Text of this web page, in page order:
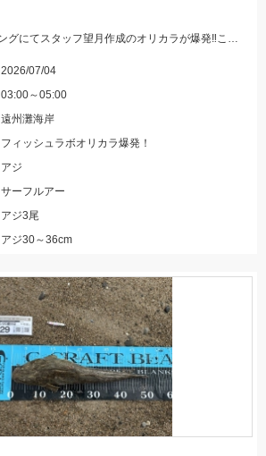
大注目の遠州サーフアジングにてスタッフ望月作成のオリカラが爆発‼このカラー釣れる‼
2026/07/04
03:00～05:00
遠州灘海岸
フィッシュラボオリカラ爆発！
アジ
サーフルアー
アジ3尾
アジ30～36cm